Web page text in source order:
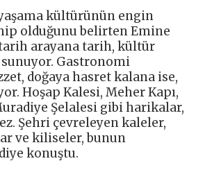
kültürünün engin
olduğunu belirten Emine
tarih arayana tarih, kültür
Gastronomi
doğaya hasret kalana ise,
Hoşap Kalesi, Meher Kapı,
Şelalesi gibi harikalar,
Şehri çevreleyen kaleler,
ve kiliseler, bunun
konuştu.